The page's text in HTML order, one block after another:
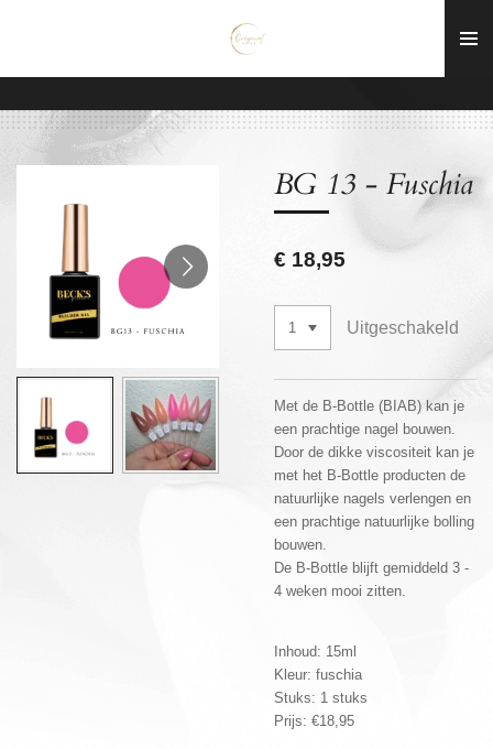
hoofdinhoud
BG 13 - Fuschia
€ 18,95
Uitgeschakeld
Met de B-Bottle (BIAB) kan je
een prachtige nagel bouwen.
Door de dikke viscositeit kan je
met het B-Bottle producten de
natuurlijke nagels verlengen en
een prachtige natuurlijke bolling
bouwen.
De B-Bottle blijft gemiddeld 3 -
4 weken mooi zitten.
Inhoud: 15ml
Kleur: fuschia
Stuks: 1 stuks
Prijs: €18,95